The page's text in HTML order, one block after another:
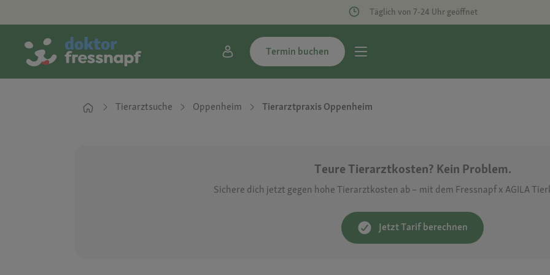
Täglich von 7-24 Uhr geöffnet
Termin buchen
Tierarztsuche Oppenheim Tierarztpraxis Oppenheim
Teure Tierarztkosten? Kein Problem.
Sichere dich jetzt gegen hohe Tierarztkosten ab – mit dem Fressnapf x AGILA
Jetzt Tarif berechnen